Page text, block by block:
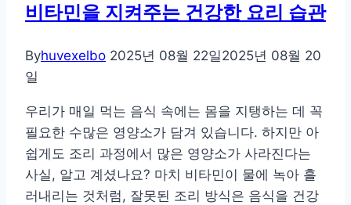
비타민을 지켜주는 건강한 요리 습관
Byhuvexelbo 2025년 08월 22일2025년 08월 20
일
우리가 매일 먹는 음식 속에는 몸을 지탱하는 데 꼭
필요한 수많은 영양소가 담겨 있습니다. 하지만 아
쉽게도 조리 과정에서 많은 영양소가 사라진다는
사실, 알고 계셨나요? 마치 비타민이 물에 녹아 흘
러내리는 것처럼, 잘못된 조리 방식은 음식을 건강